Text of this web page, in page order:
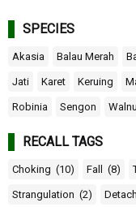
SPECIES
Akasia Balau Merah
Jati Karet Keruing
Robinia Sengon
RECALL TAGS
Choking (10) Fall (8)
Strangulation (2)